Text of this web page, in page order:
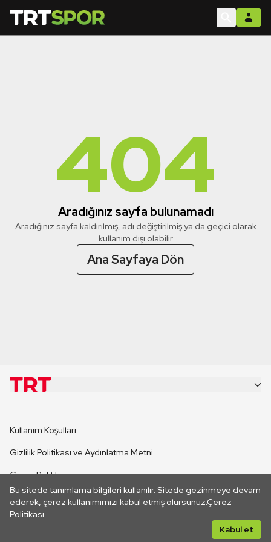
404
Aradığınız sayfa bulunamadı
Aradığınız sayfa kaldırılmış, adı değiştirilmiş ya da geçici olarak
kullanım dışı olabilir
Ana Sayfaya Dön
Bu sitede tanımlama bilgileri kullanılır. Sitede gezinmeye devam
ederek, çerez kullanımımızı kabul etmiş olursunuz.Çerez
Politikası
Kabul et
CANLI YAYINLAR
Kullanım Koşulları
Gizlilik Politikası ve Aydınlatma Metni
Çerez Politikası
İletişim
Her hakkı saklıdır. ©2026 TRT. Bağlantı yoluyla gidilen dış